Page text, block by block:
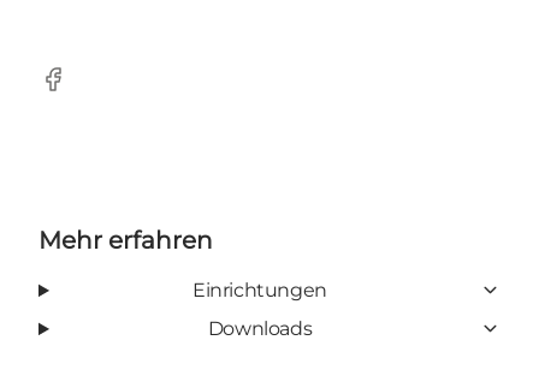
Facebook
Mehr erfahren
Einrichtungen
Downloads